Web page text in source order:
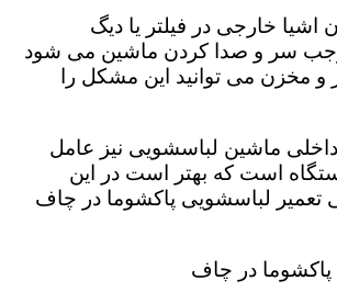
اشیا خارجی در فیلتر یا دیگ
سر و صدا کردن ماشین می شود
و مخزن می توانید این مشکل را
ماشین لباسشویی نیز عامل
است که بهتر است در این
تعمیر لباسشویی پاکشوما در چاف
پاکشوما در چاف